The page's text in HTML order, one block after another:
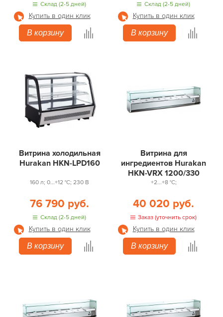
Склад (2-5 дней)
Купить в один клик
В корзину
Склад (2-5 дней)
Купить в один клик
В корзину
Витрина холодильная
Hurakan HKN-LPD160
160 л; 0...+12 °С; 230 В
76 790 руб.
Склад (2-5 дней)
Купить в один клик
В корзину
Витрина для
ингредиентов Hurakan
HKN-VRX 1200/330
+2...+8 °С;
40 020 руб.
Заказ (уточнить срок)
Купить в один клик
В корзину